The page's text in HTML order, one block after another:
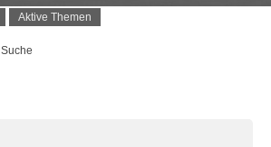
Aktive Themen
Suche